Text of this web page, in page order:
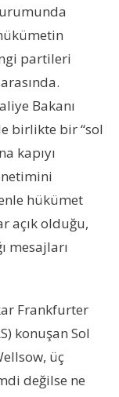
partileri
Bakanı
birlikte bir “sol
kapıyı
hükümet
açık olduğu,
mesajları
Frankfurter
konuşan Sol
üç
değilse ne